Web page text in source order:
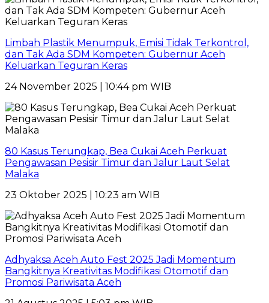
Limbah Plastik Menumpuk, Emisi Tidak Terkontrol,
dan Tak Ada SDM Kompeten: Gubernur Aceh
Keluarkan Teguran Keras
24 November 2025 | 10:44 pm WIB
80 Kasus Terungkap, Bea Cukai Aceh Perkuat
Pengawasan Pesisir Timur dan Jalur Laut Selat
Malaka
23 Oktober 2025 | 10:23 am WIB
Adhyaksa Aceh Auto Fest 2025 Jadi Momentum
Bangkitnya Kreativitas Modifikasi Otomotif dan
Promosi Pariwisata Aceh